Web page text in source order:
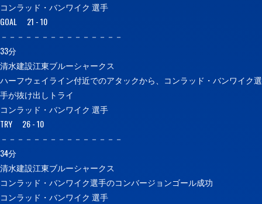
コンラッド・バンワイク 選手
GOAL 21 - 10
－－－－－－－－－－－－－－－
33分
清水建設江東ブルーシャークス
ハーフウェイライン付近でのアタックから、コンラッド・バンワイク選
手が抜け出しトライ
コンラッド・バンワイク 選手
TRY 26 - 10
－－－－－－－－－－－－－－－
34分
清水建設江東ブルーシャークス
コンラッド・バンワイク選手のコンバージョンゴール成功
コンラッド・バンワイク 選手